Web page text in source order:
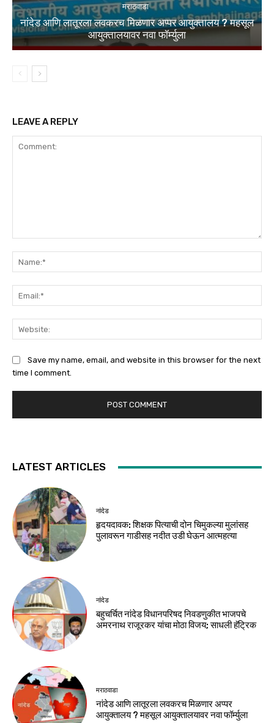
मराठवाडा
नांदेड आणि लातूरला लवकरच मिळणार अप्पर आयुक्तालय ? महसूल
आयुक्तालयावर नवा फॉर्म्युला
LEAVE A REPLY
Save my name, email, and website in this browser for the next
time I comment.
LATEST ARTICLES
नांदेड
हृदयदावक: शिक्षक पित्याची दोन चिमुकल्या मुलांसह
पुलावरून गाडीसह नदीत उडी घेऊन आत्महत्या
नांदेड
बहुचर्चित नांदेड विधानपरिषद निवडणुकीत भाजपचे
अमरनाथ राजूरकर यांचा मोठा विजय; साधली हॅट्रिक
मराठवाडा
नांदेड आणि लातूरला लवकरच मिळणार अप्पर
आयुक्तालय ? महसूल आयुक्तालयावर नवा फॉर्म्युला